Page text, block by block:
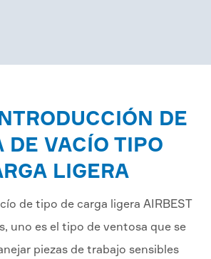
DE
DE VACÍO TIPO
LIGERA
de tipo de carga ligera AIRBEST
uno es el tipo de ventosa que se
piezas de trabajo sensibles